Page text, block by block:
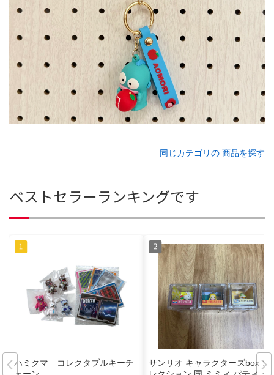
同じカテゴリの 商品を探す
ベストセラーランキングです
ハミクマ コレクタブルキーチ
サンリオ キャラクターズbox コ